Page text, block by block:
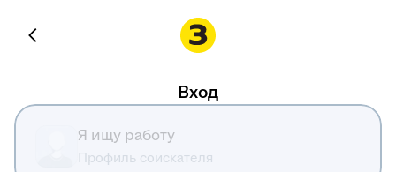
Вход
Я ищу работу
Профиль соискателя